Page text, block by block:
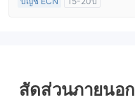
สัดส่วนภายนอก